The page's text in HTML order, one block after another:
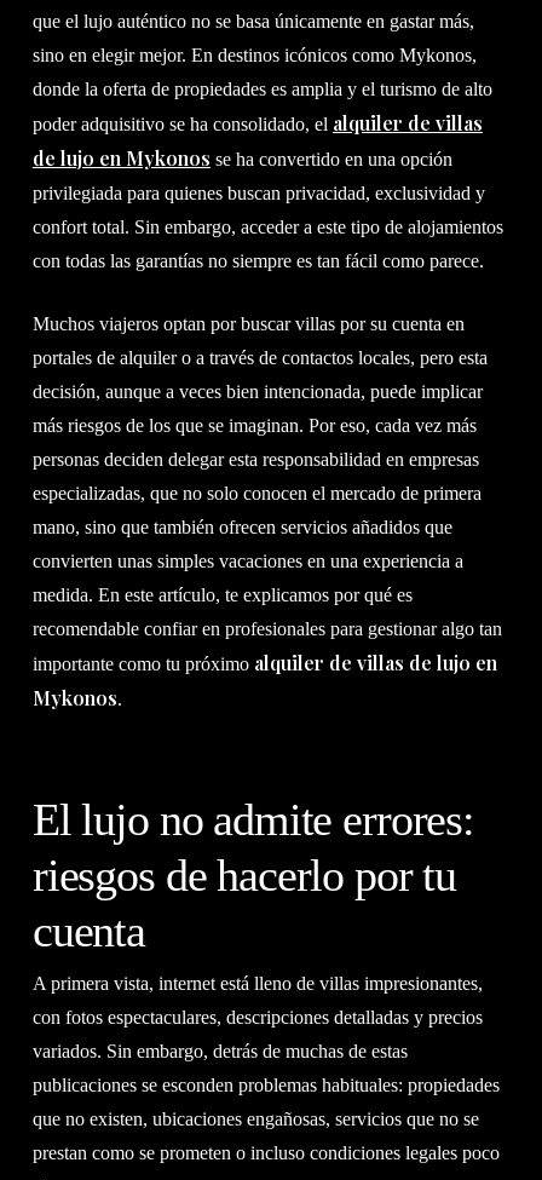
que el lujo auténtico no se basa únicamente en gastar más,
sino en elegir mejor. En destinos icónicos como Mykonos,
donde la oferta de propiedades es amplia y el turismo de alto
poder adquisitivo se ha consolidado, el alquiler de villas
de lujo en Mykonos se ha convertido en una opción
privilegiada para quienes buscan privacidad, exclusividad y
confort total. Sin embargo, acceder a este tipo de alojamientos
con todas las garantías no siempre es tan fácil como parece.
Muchos viajeros optan por buscar villas por su cuenta en
portales de alquiler o a través de contactos locales, pero esta
decisión, aunque a veces bien intencionada, puede implicar
más riesgos de los que se imaginan. Por eso, cada vez más
personas deciden delegar esta responsabilidad en empresas
especializadas, que no solo conocen el mercado de primera
mano, sino que también ofrecen servicios añadidos que
convierten unas simples vacaciones en una experiencia a
medida. En este artículo, te explicamos por qué es
recomendable confiar en profesionales para gestionar algo tan
importante como tu próximo alquiler de villas de lujo en
Mykonos.
El lujo no admite errores:
riesgos de hacerlo por tu
cuenta
A primera vista, internet está lleno de villas impresionantes,
con fotos espectaculares, descripciones detalladas y precios
variados. Sin embargo, detrás de muchas de estas
publicaciones se esconden problemas habituales: propiedades
que no existen, ubicaciones engañosas, servicios que no se
prestan como se prometen o incluso condiciones legales poco